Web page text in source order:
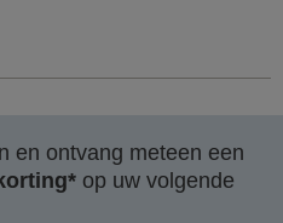
en ontvang meteen een
op uw volgende